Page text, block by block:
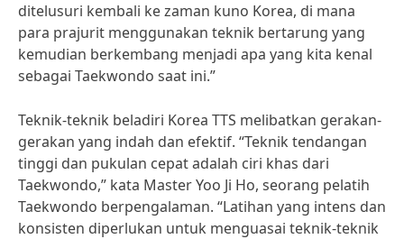
ditelusuri kembali ke zaman kuno Korea, di mana
para prajurit menggunakan teknik bertarung yang
kemudian berkembang menjadi apa yang kita kenal
sebagai Taekwondo saat ini.”
Teknik-teknik beladiri Korea TTS melibatkan gerakan-
gerakan yang indah dan efektif. “Teknik tendangan
tinggi dan pukulan cepat adalah ciri khas dari
Taekwondo,” kata Master Yoo Ji Ho, seorang pelatih
Taekwondo berpengalaman. “Latihan yang intens dan
konsisten diperlukan untuk menguasai teknik-teknik